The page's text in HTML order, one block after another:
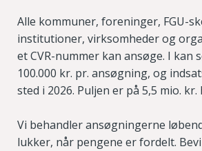
Alle kommuner, foreninger, FGU-
institutioner, virksomheder og
et CVR-nummer kan ansøge. I kan
100.000 kr. pr. ansøgning, og
sted i 2026. Puljen er på 5,5 mio. kr.
Vi behandler ansøgningerne
lukker, når pengene er fordelt.